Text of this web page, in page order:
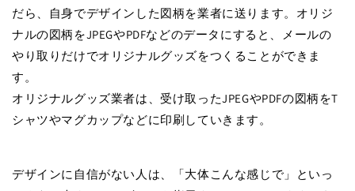
だら、自身でデザインした図柄を業者に送ります。オリジ
ナルの図柄をJPEGやPDFなどのデータにすると、メールの
やり取りだけでオリジナルグッズをつくることができま
す。
オリジナルグッズ業者は、受け取ったJPEGやPDFの図柄をT
シャツやマグカップなどに印刷していきます。
デザインに自信がない人は、「大体こんな感じで」といっ